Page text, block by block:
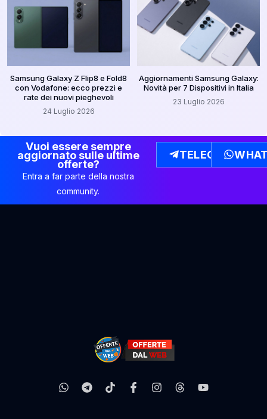
Samsung Galaxy Z Flip8 e Fold8
con Vodafone: ecco prezzi e
rate dei nuovi pieghevoli
24 Luglio 2026
Aggiornamenti Samsung Galaxy:
Novità per 7 Dispositivi in Italia
23 Luglio 2026
Vuoi essere sempre
aggiornato sulle ultime
offerte?
Entra a far parte della nostra
community.
TELEGRAM